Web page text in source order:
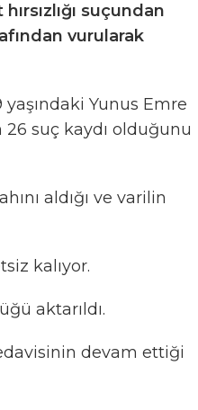
suçundan
vurularak
yaşındaki Yunus Emre
26 suç kaydı olduğunu
aldığı ve varilin
kalıyor.
aktarıldı.
devam ettiği